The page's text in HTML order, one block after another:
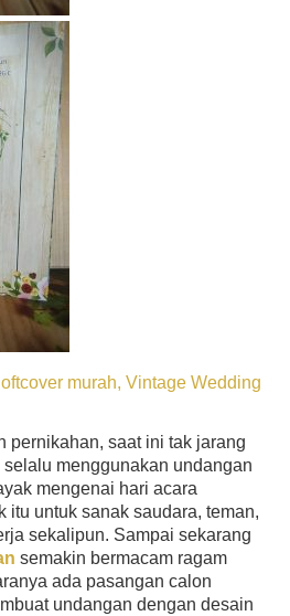
murah, Vintage Wedding
pernikahan, saat ini tak jarang
menggunakan undangan
mengenai hari acara
itu untuk sanak saudara, teman,
sekalipun. Sampai sekarang
semakin bermacam ragam
ada pasangan calon
undangan dengan desain